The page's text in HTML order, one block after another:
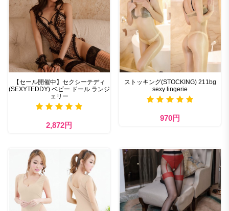
【セール開催中】セクシーテディ
(SEXYTEDDY) ベビー ドール ランジ
ェリー
2,872円
ストッキング(STOCKING) 211bg
sexy lingerie
970円